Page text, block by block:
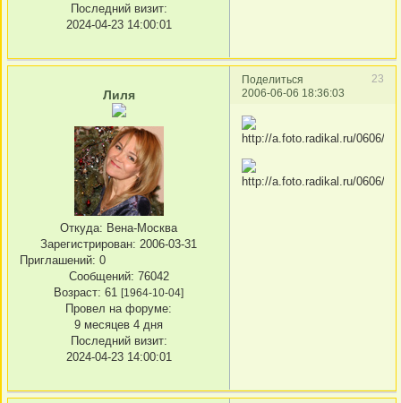
Последний визит:
2024-04-23 14:00:01
Поделиться
23
2006-06-06 18:36:03
Лиля
Откуда: Вена-Москва
Зарегистрирован: 2006-03-31
Приглашений: 0
Сообщений: 76042
Возраст: 61 [1964-10-04]
Провел на форуме:
9 месяцев 4 дня
Последний визит:
2024-04-23 14:00:01